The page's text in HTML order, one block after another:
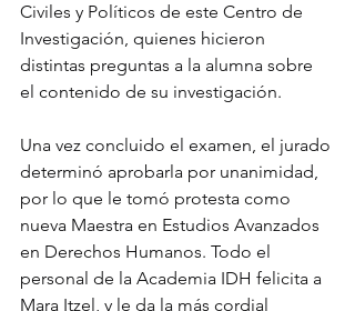
Civiles y Políticos de este Centro de
Investigación, quienes hicieron
distintas preguntas a la alumna sobre
el contenido de su investigación.
Una vez concluido el examen, el jurado
determinó aprobarla por unanimidad,
por lo que le tomó protesta como
nueva Maestra en Estudios Avanzados
en Derechos Humanos. Todo el
personal de la Academia IDH felicita a
Mara Itzel, y le da la más cordial